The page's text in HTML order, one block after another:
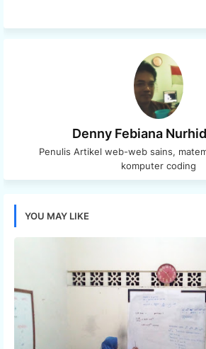
Denny Febiana
Penulis Artikel web-web sains,
komputer coding
YOU MAY LIKE